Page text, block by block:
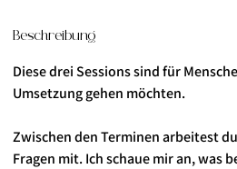
Beschreibung
Diese drei Sessions sind für
Umsetzung gehen möchten.
Zwischen den Terminen arbeitest
Fragen mit. Ich schaue mir an, was